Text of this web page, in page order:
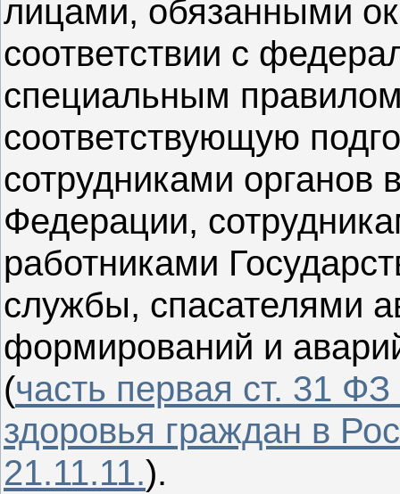
лицами, обязанными
соответствии с
специальным
соответствующую
сотрудниками органов
Федерации,
работниками
службы, спасателями
формирований и
(часть первая ст. 31
здоровья граждан в
21.11.11.).